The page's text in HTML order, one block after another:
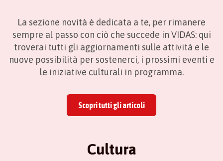
La sezione novità è dedicata a te, per rimanere
sempre al passo con ciò che succede in VIDAS: qui
troverai tutti gli aggiornamenti sulle attività e le
nuove possibilità per sostenerci, i prossimi eventi e
le iniziative culturali in programma.
Scopri tutti gli articoli
Cultura